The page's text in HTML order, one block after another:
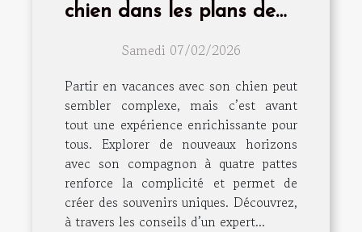
chien dans les plans de
Samedi 07/02/2026
Partir en vacances avec son chien peut
sembler complexe, mais c’est avant
tout une expérience enrichissante pour
tous. Explorer de nouveaux horizons
avec son compagnon à quatre pattes
renforce la complicité et permet de
créer des souvenirs uniques. Découvrez,
à travers les conseils d’un expert...